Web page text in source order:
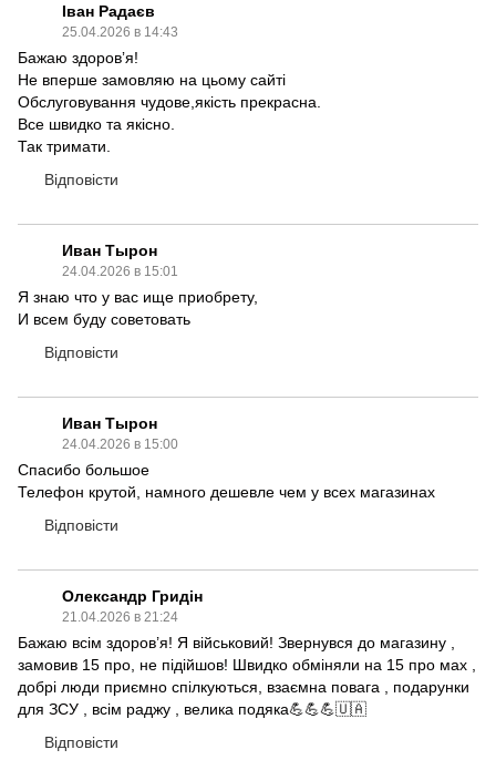
Іван Радаєв
25.04.2026 в 14:43
Бажаю здоровʼя!
Не вперше замовляю на цьому сайті
Обслуговування чудове,якість прекрасна.
Все швидко та якісно.
Так тримати.
Відповісти
Иван Тырон
24.04.2026 в 15:01
Я знаю что у вас ище приобрету,
И всем буду советовать
Відповісти
Иван Тырон
24.04.2026 в 15:00
Спасибо большое
Телефон крутой, намного дешевле чем у всех магазинах
Відповісти
Олександр Гридін
21.04.2026 в 21:24
Бажаю всім здоров’я! Я військовий! Звернувся до магазину ,
замовив 15 про, не підійшов! Швидко обміняли на 15 про мах ,
добрі люди приємно спілкуються, взаємна повага , подарунки
для ЗСУ , всім раджу , велика подяка💪💪💪🇺🇦
Відповісти